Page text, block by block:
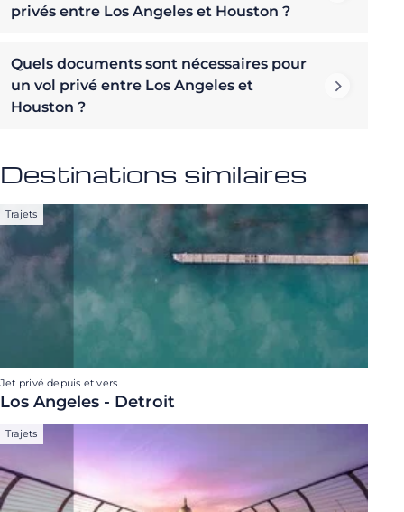
privés entre Los Angeles et Houston ?
Quels documents sont nécessaires pour
un vol privé entre Los Angeles et
Houston ?
Destinations similaires
Trajets
Jet privé depuis et vers
Los Angeles - Detroit
Trajets